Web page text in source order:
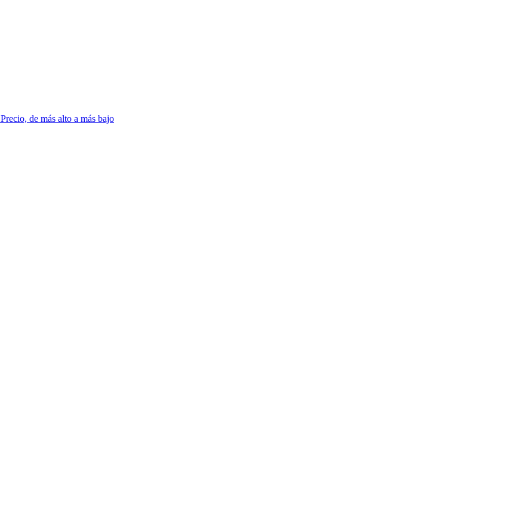
Precio, de más alto a más bajo